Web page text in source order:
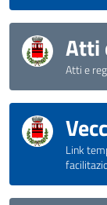
Atti
Atti e
Link